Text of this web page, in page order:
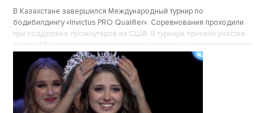
В Казахстане завершился Международный турнир по
бодибилдингу «Invictus PRO Qualifier». Соревнования проходили
при поддержке промоутеров из США. В турнире приняли участие
более 200 атлетов из разных стран. Настоящий фурор на
соревнованиях произвела сибирячка Татьяна Вебер.